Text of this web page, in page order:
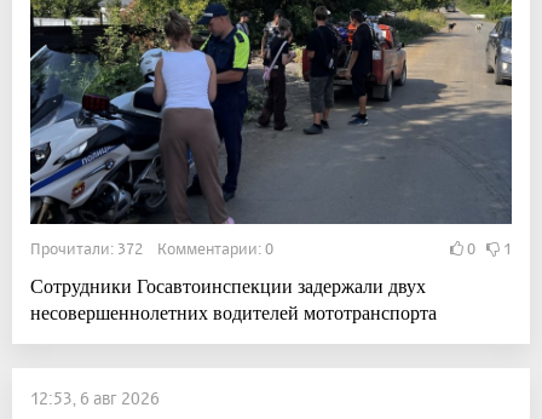
Прочитали: 372 Комментарии: 0 0 1
Сотрудники Госавтоинспекции задержали двух
несовершеннолетних водителей мототранспорта
12:53, 6 авг 2026